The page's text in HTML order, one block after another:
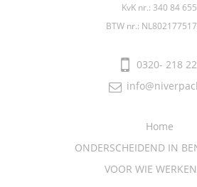
KvK nr.: 340 84 655
BTW nr.:
0320- 218
Home
ONDERSCHEIDEND IN
VOOR WIE